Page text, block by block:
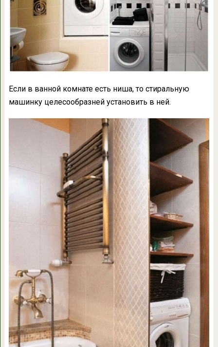
Если в ванной комнате есть ниша, то стиральную
машинку целесообразней установить в ней.